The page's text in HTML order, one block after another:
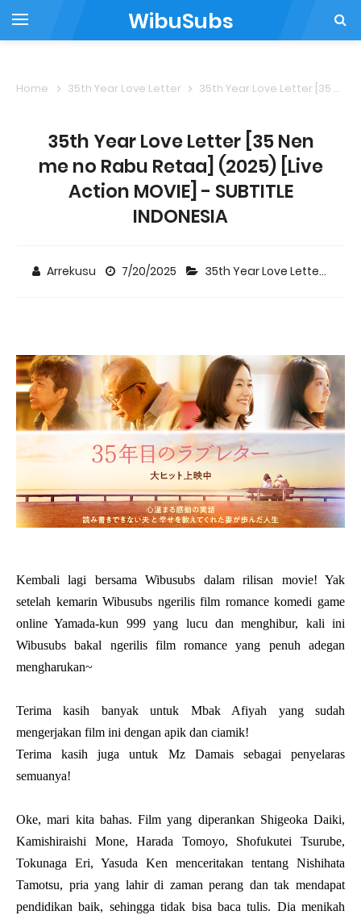
WibuSubs
Home 35th Year Love Letter 35th Year Love Letter [35 Nen me no Rabu Retaa] (2025) [Live Action MOVIE] - SUBTITLE INDONESIA
35th Year Love Letter [35 Nen
me no Rabu Retaa] (2025) [Live
Action MOVIE] - SUBTITLE
INDONESIA
Arrekusu 7/20/2025 35th Year Love Letter
Kembali lagi bersama Wibusubs dalam rilisan movie! Yak
setelah kemarin Wibusubs ngerilis film romance komedi game
online Yamada-kun 999 yang lucu dan menghibur, kali ini
Wibusubs bakal ngerilis film romance yang penuh adegan
mengharukan~
Terima kasih banyak untuk Mbak Afiyah yang sudah
mengerjakan film ini dengan apik dan ciamik!
Terima kasih juga untuk Mz Damais sebagai penyelaras
semuanya!
Oke, mari kita bahas. Film yang diperankan Shigeoka Daiki,
Kamishiraishi Mone, Harada Tomoyo, Shofukutei Tsurube,
Tokunaga Eri, Yasuda Ken menceritakan tentang Nishihata
Tamotsu, pria yang lahir di zaman perang dan tak mendapat
pendidikan baik, sehingga tidak bisa baca tulis. Dia menikah